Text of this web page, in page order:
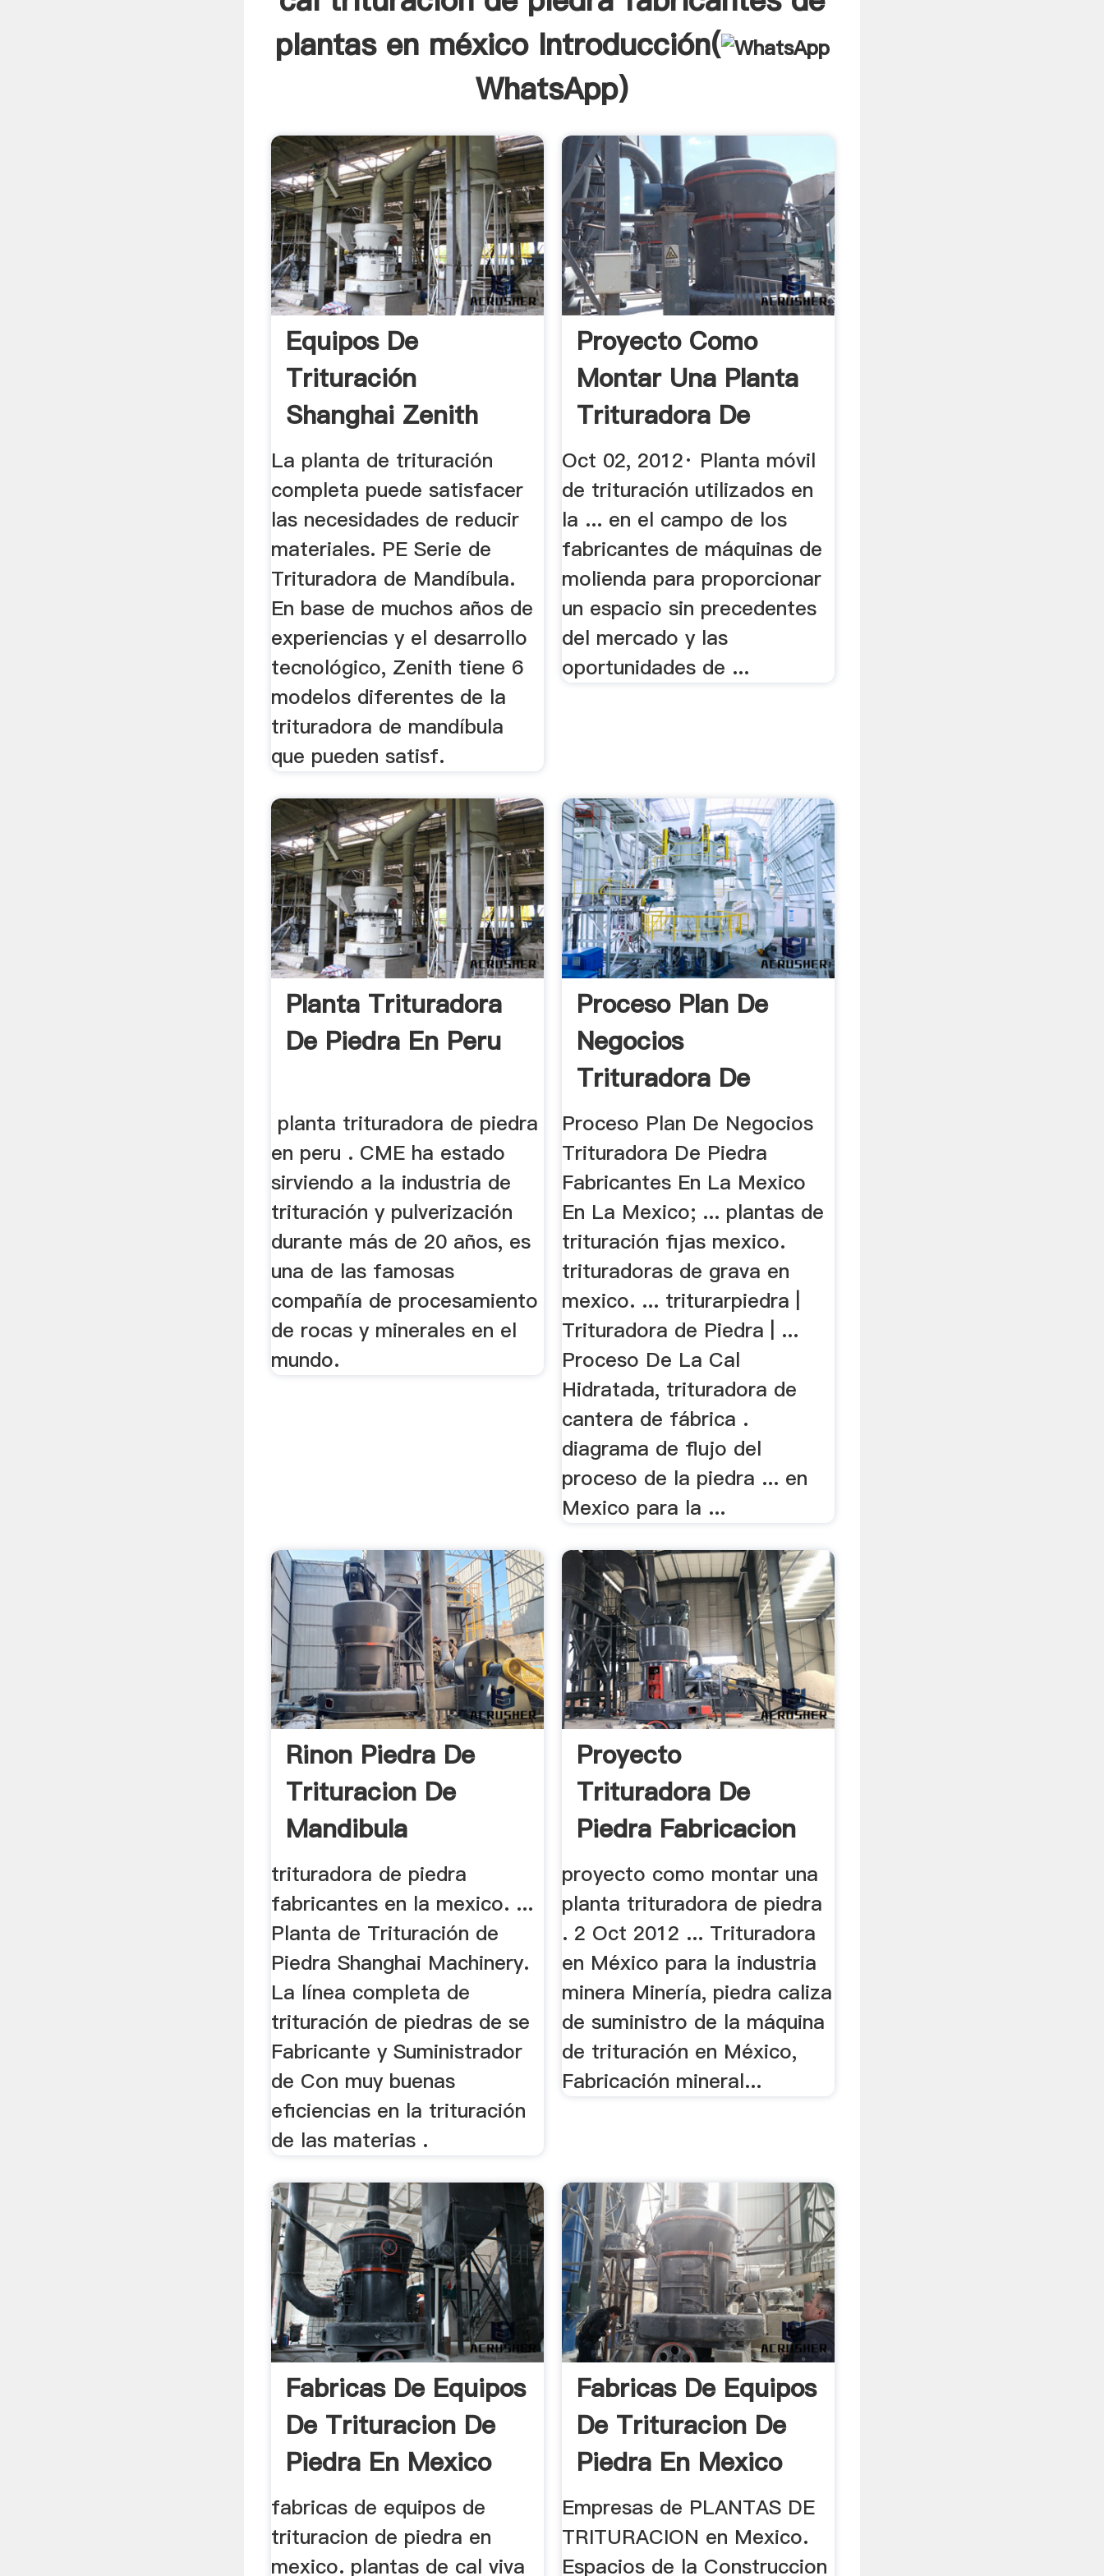
plantas en méxico Introducción(
WhatsApp)
Equipos De
Trituración
Shanghai Zenith
Company
La planta de trituración
completa puede satisfacer
las necesidades de reducir
materiales. PE Serie de
Trituradora de Mandíbula.
En base de muchos años de
experiencias y el desarrollo
tecnológico, Zenith tiene 6
modelos diferentes de la
trituradora de mandíbula
que pueden satisf.
Proyecto Como
Montar Una Planta
Trituradora De
Piedra ...
Oct 02, 2012· Planta móvil
de trituración utilizados en
la ... en el campo de los
fabricantes de máquinas de
molienda para proporcionar
un espacio sin precedentes
del mercado y las
oportunidades de ...
Planta Trituradora
De Piedra En Peru
planta trituradora de piedra
en peru . CME ha estado
sirviendo a la industria de
trituración y pulverización
durante más de 20 años, es
una de las famosas
compañía de procesamiento
de rocas y minerales en el
mundo.
Proceso Plan De
Negocios
Trituradora De
Piedra Fabricantes
...
Proceso Plan De Negocios
Trituradora De Piedra
Fabricantes En La Mexico
En La Mexico; ... plantas de
trituración fijas mexico.
trituradoras de grava en
mexico. ... triturarpiedra |
Trituradora de Piedra | ...
Proceso De La Cal
Hidratada, trituradora de
cantera de fábrica .
diagrama de flujo del
proceso de la piedra ... en
Mexico para la ...
Rinon Piedra De
Trituracion De
Mandibula
Fabricante En China
trituradora de piedra
fabricantes en la mexico. ...
Planta de Trituración de
Piedra Shanghai Machinery.
La línea completa de
trituración de piedras de se
Fabricante y Suministrador
de Con muy buenas
eficiencias en la trituración
de las materias .
Proyecto
Trituradora De
Piedra Fabricacion
En Mexico
proyecto como montar una
planta trituradora de piedra
. 2 Oct 2012 ... Trituradora
en México para la industria
minera Minería, piedra caliza
de suministro de la máquina
de trituración en México,
Fabricación mineral...
Fabricas De Equipos
De Trituracion De
Piedra En Mexico
fabricas de equipos de
trituracion de piedra en
mexico. plantas de cal viva
Fabricas De Equipos
De Trituracion De
Piedra En Mexico
Empresas de PLANTAS DE
TRITURACION en Mexico.
Espacios de la Construccion